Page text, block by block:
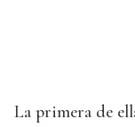
La primera de